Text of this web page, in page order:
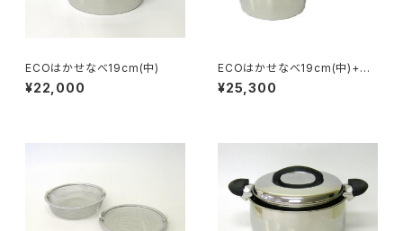
ECOはかせなべ19cm(中)
¥22,000
ECOはかせなべ19cm(中)+メ
ッシュセット付き
¥25,300